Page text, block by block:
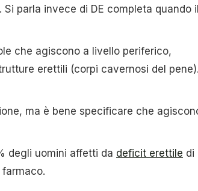
parla invece di DE completa quando il
che agiscono a livello periferico,
erettili (corpi cavernosi del pene).
ma è bene specificare che
degli uomini affetti da deficit erettile di